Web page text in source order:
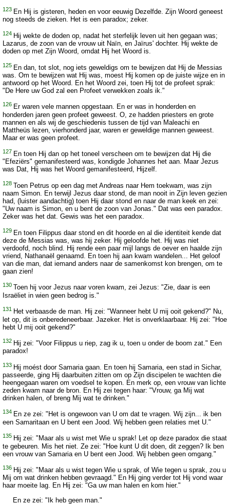
123 En Hij is gisteren, heden en voor eeuwig Dezelfde. Zijn Woord geneest
nog steeds de zieken. Het is een paradox; zeker.
124 Hij wekte de doden op, nadat het sterfelijk leven uit hen gegaan was;
Lazarus, de zoon van de vrouw uit Naïn, en Jaïrus' dochter. Hij wekte de
doden op met Zijn Woord, omdat Hij het Woord is.
125 En dan, tot slot, nog iets geweldigs om te bewijzen dat Hij de Messias
was. Om te bewijzen wat Hij was, moest Hij komen op de juiste wijze en in
antwoord op het Woord. En het Woord zei, toen Hij tot de profeet sprak:
"De Here uw God zal een Profeet verwekken zoals ik."
126 Er waren vele mannen opgestaan. En er was in honderden en
honderden jaren geen profeet geweest. O, ze hadden priesters en grote
mannen en als wij de geschiedenis tussen de tijd van Maleachi en
Mattheüs lezen, vierhonderd jaar, waren er geweldige mannen geweest.
Maar er was geen profeet.
127 En toen Hij dan op het toneel verscheen om te bewijzen dat Hij die
"Efeziërs" gemanifesteerd was, kondigde Johannes het aan. Maar Jezus
was Dat, Hij was het Woord gemanifesteerd, Hijzelf.
128 Toen Petrus op een dag met Andreas naar Hem toekwam, was zijn
naam Simon. En terwijl Jezus daar stond, de man nooit in Zijn leven gezien
had, (luister aandachtig) toen Hij daar stond en naar de man keek en zei:
"Uw naam is Simon, en u bent de zoon van Jonas." Dat was een paradox.
Zeker was het dat. Gewis was het een paradox.
129 En toen Filippus daar stond en dit hoorde en al die identiteit kende dat
deze de Messias was, was hij zeker. Hij geloofde het. Hij was niet
verdoofd, noch blind. Hij rende een paar mijl langs de oever en haalde zijn
vriend, Nathanaël genaamd. En toen hij aan kwam wandelen... Het geloof
van die man, dat iemand anders naar de samenkomst kon brengen, om te
gaan zien!
130
Toen hij voor Jezus naar voren kwam, zei Jezus: "Zie, daar is een
Israëliet in wien geen bedrog is."
131 Het verbaasde de man. Hij zei: "Wanneer hebt U mij ooit gekend?" Nu,
let op, dit is onberedeneerbaar. Jazeker. Het is onverklaarbaar. Hij zei: "Hoe
hebt U mij ooit gekend?"
132 Hij zei: "Voor Filippus u riep, zag ik u, toen u onder de boom zat." Een
paradox!
133 Hij moést door Samaria gaan. En toen hij Samaria, een stad in Sichar,
passeerde, ging Hij daarbuiten zitten om op Zijn discipelen te wachten die
heengegaan waren om voedsel te kopen. En merk op, een vrouw van lichte
zeden kwam naar de bron. En Hij zei tegen haar: "Vrouw, ga Mij wat
drinken halen, of breng Mij wat te drinken."
134 En ze zei: "Het is ongewoon van U om dat te vragen. Wij zijn... ik ben
een Samaritaan en U bent een Jood. Wij hebben geen relaties met U."
135 Hij zei: "Maar als u wist met Wie u sprak! Let op deze paradox die staat
te gebeuren. Mis het niet. Ze zei: "Hoe kunt U dit doen, dit zeggen? Ik ben
een vrouw van Samaria en U bent een Jood. Wij hebben geen omgang."
136 Hij zei: "Maar als u wist tegen Wie u sprak, of Wie tegen u sprak, zou u
Mij om wat drinken hebben gevraagd." En Hij ging verder tot Hij vond waar
haar moeite lag. En Hij zei: "Ga uw man halen en kom hier."
En ze zei: "Ik heb geen man."